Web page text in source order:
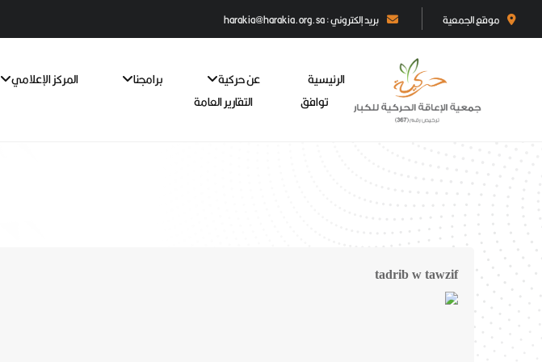
موقع الجمعية بريد إلكتروني : harakia@harakia.org.sa
الرئيسية عن حركية برامجنا المركز الإعلامي
توافق
التقارير العامة
tadrib w tawzif